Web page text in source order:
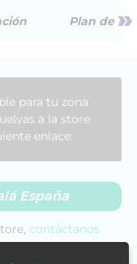
Plan de »
para tu zona
a la store
enlace:
España
contáctanos